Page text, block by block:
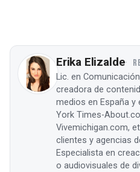
Erika Elizalde
Lic. en
creadora de
medios en España y
York Times-
Vivemichigan.com,
clientes y agencias
Especialista en
o audiovisuales de